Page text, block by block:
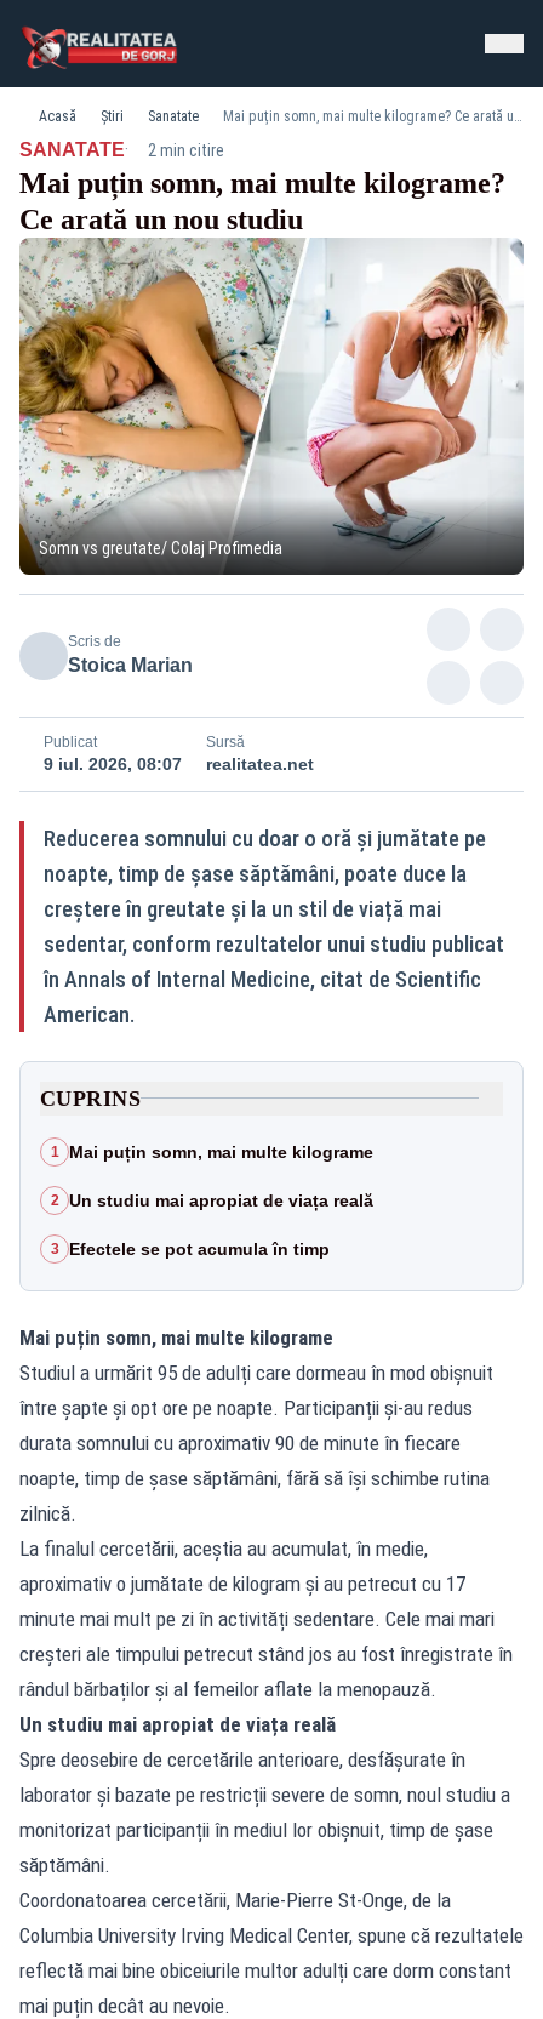
Acasă Știri Sanatate Mai puțin somn, mai multe kilograme? Ce arată un nou studiu
SANATATE· 2 min citire
Mai puțin somn, mai multe kilograme?
Ce arată un nou studiu
Somn vs greutate/ Colaj Profimedia
Scris de
Stoica Marian
Publicat
9 iul. 2026, 08:07
Sursă
realitatea.net
Reducerea somnului cu doar o oră și jumătate pe
noapte, timp de șase săptămâni, poate duce la
creștere în greutate și la un stil de viață mai
sedentar, conform rezultatelor unui studiu publicat
în Annals of Internal Medicine, citat de Scientific
American.
CUPRINS
1 Mai puțin somn, mai multe kilograme
2 Un studiu mai apropiat de viața reală
3 Efectele se pot acumula în timp
Mai puțin somn, mai multe kilograme
Studiul a urmărit 95 de adulți care dormeau în mod obișnuit
între șapte și opt ore pe noapte. Participanții și-au redus
durata somnului cu aproximativ 90 de minute în fiecare
noapte, timp de șase săptămâni, fără să își schimbe rutina
zilnică.
La finalul cercetării, aceștia au acumulat, în medie,
aproximativ o jumătate de kilogram și au petrecut cu 17
minute mai mult pe zi în activități sedentare. Cele mai mari
creșteri ale timpului petrecut stând jos au fost înregistrate în
rândul bărbaților și al femeilor aflate la menopauză.
Un studiu mai apropiat de viața reală
Spre deosebire de cercetările anterioare, desfășurate în
laborator și bazate pe restricții severe de somn, noul studiu a
monitorizat participanții în mediul lor obișnuit, timp de șase
săptămâni.
Coordonatoarea cercetării, Marie-Pierre St-Onge, de la
Columbia University Irving Medical Center, spune că rezultatele
reflectă mai bine obiceiurile multor adulți care dorm constant
mai puțin decât au nevoie.